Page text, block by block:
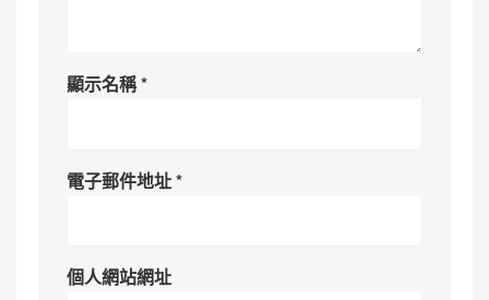
顯示名稱*
電子郵件地址*
個人網站網址